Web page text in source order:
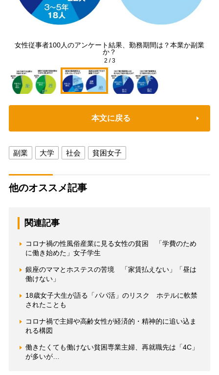
女性従事者100人のアンケート結果、勤務期間は？本業か副業
か？
2 /3
本文に戻る
副業 大学 社会 貧困女子
他のオススメ記事
関連記事
コロナ禍の性風俗産業に見る女性の貧困 「学費のため
に働き始めた」女子学生
銀座のママとホステスの苦境 「家賃払えない」「昼は
働けない」
18歳女子大生が語る「パパ活」のリスク ホテルに軟禁
されたことも
コロナ禍で主婦や高齢女性が経済的・精神的に追い込ま
れる構図
働きたくても働けない貧困専業主婦、再就職先は「4C」
が多いが…